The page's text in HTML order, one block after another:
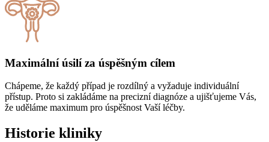
Maximální úsilí za úspěšným cílem
Chápeme, že každý případ je rozdílný a vyžaduje individuální
přístup. Proto si zakládáme na precizní diagnóze a ujišťujeme Vás,
že uděláme maximum pro úspěšnost Vaší léčby.
Historie kliniky